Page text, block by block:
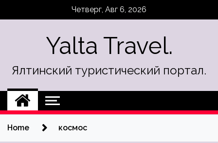
Четверг, Авг 6, 2026
Yalta Travel.
Ялтинский туристический портал.
Home космос